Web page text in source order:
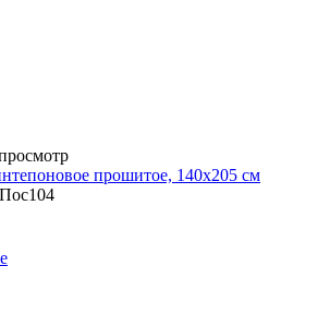
прошитое, 140х205 см